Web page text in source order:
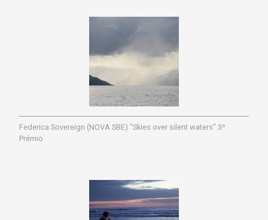
Federica Sovereign (NOVA SBE) “Skies over silent waters” 3º
Prémio